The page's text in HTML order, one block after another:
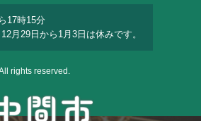
17時15分
月29日から1月3日は休みです。
rights reserved.